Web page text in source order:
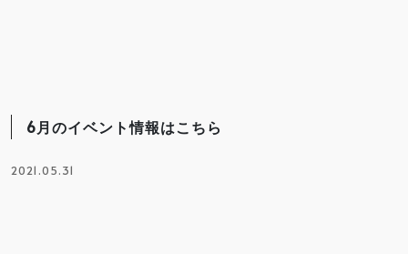
6月のイベント情報はこちら
2021.05.31